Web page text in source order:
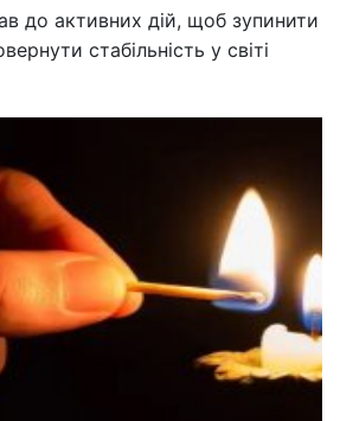
до активних дій, щоб зупинити
стабільність у світі